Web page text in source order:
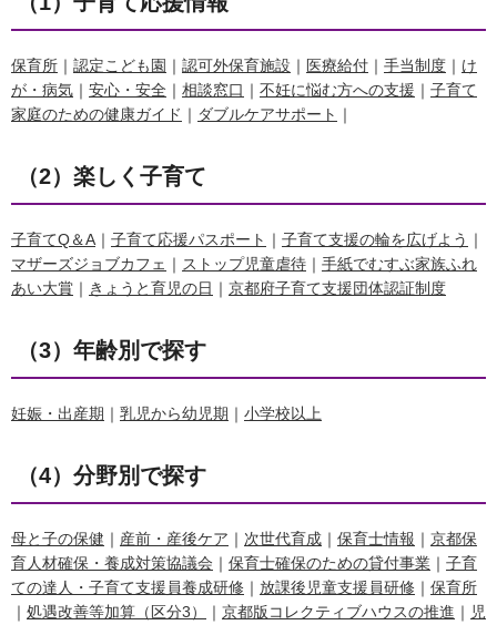
保育所 ｜ 認定こども園 ｜ 認可外保育施設 ｜ 医療給付 ｜ 手当制度 ｜ け
が・病気 ｜ 安心・安全 ｜ 相談窓口 ｜ 不妊に悩む方への支援 ｜ 子育て
家庭のための健康ガイド ｜ ダブルケアサポート ｜
（2）楽しく子育て
子育てQ＆A ｜ 子育て応援パスポート ｜ 子育て支援の輪を広げよう ｜
マザーズジョブカフェ ｜ ストップ児童虐待 ｜ 手紙でむすぶ家族ふれ
あい大賞 ｜ きょうと育児の日 ｜ 京都府子育て支援団体認証制度
（3）年齢別で探す
妊娠・出産期 ｜ 乳児から幼児期 ｜ 小学校以上
（4）分野別で探す
母と子の保健 ｜ 産前・産後ケア ｜ 次世代育成 ｜ 保育士情報 ｜ 京都保
育人材確保・養成対策協議会 ｜ 保育士確保のための貸付事業 ｜ 子育
ての達人・子育て支援員養成研修 ｜ 放課後児童支援員研修 ｜ 保育所
｜ 処遇改善等加算（区分3） ｜ 京都版コレクティブハウスの推進 ｜ 児